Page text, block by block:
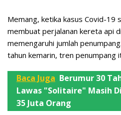
Memang, ketika kasus Covid-19
membuat perjalanan kereta api
memengaruhi jumlah
tahun kemarin, tren penumpang
Baca Juga Berumur 30
Lawas "Solitaire" Masih
35 Juta Orang